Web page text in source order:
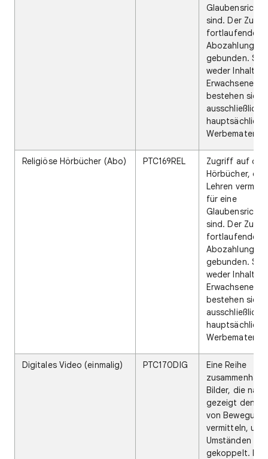
sind. Der
fortlaufende
Abozahlungen
gebunden. Sie
weder Inhalte
Erwachsene,
bestehen sie
ausschließlich
hauptsächlich
Werbematerial.
Religiöse Hörbücher (Abo) PTC169REL
Zugriff auf
Hörbücher, die
Lehren
für eine
sind. Der
fortlaufende
Abozahlungen
gebunden. Sie
weder Inhalte
Erwachsene,
bestehen sie
ausschließlich
hauptsächlich
Werbematerial.
Digitales Video (einmalig) PTC170DIG
Eine Reihe
Bilder, die
gezeigt den
von Bewegung
vermitteln,
Umständen mit
gekoppelt. Die